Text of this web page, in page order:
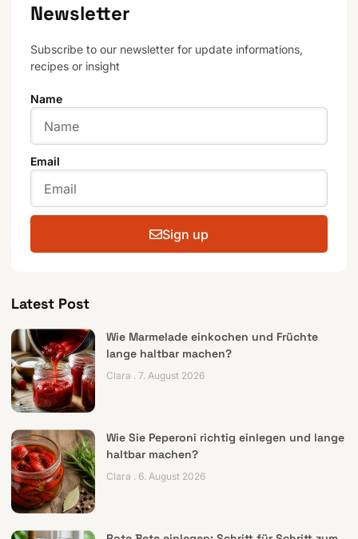
Newsletter
Subscribe to our newsletter for update informations,
recipes or insight
Name
Email
Sign up
Latest Post
Wie Marmelade einkochen und Früchte
lange haltbar machen?
Clara 7. August 2026
Wie Sie Peperoni richtig einlegen und lange
haltbar machen?
Clara 6. August 2026